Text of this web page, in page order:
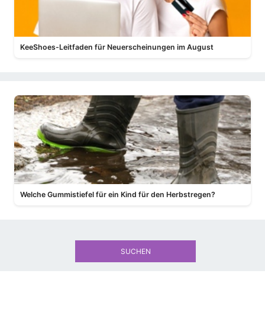
KeeShoes-Leitfaden für Neuerscheinungen im August
Welche Gummistiefel für ein Kind für den Herbstregen?
SUCHEN